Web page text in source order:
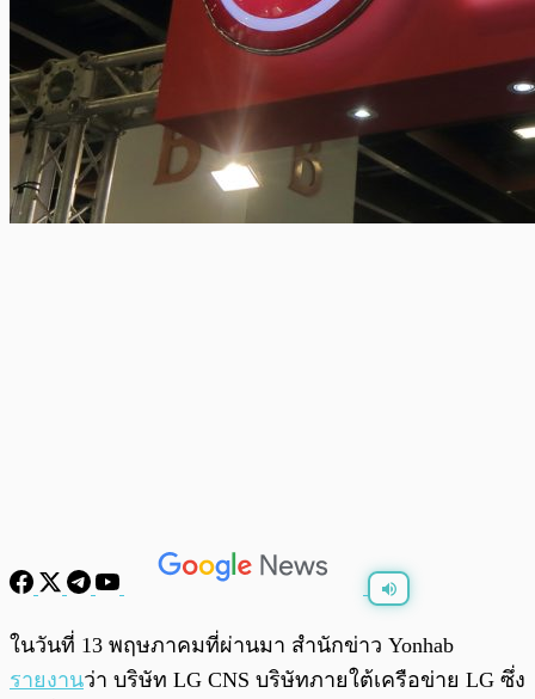
พร้อมเล่น
ในวันที่ 13 พฤษภาคมที่ผ่านมา สำนักข่าว Yonhab
รายงานว่า บริษัท LG CNS บริษัทภายใต้เครือข่าย LG ซึ่ง